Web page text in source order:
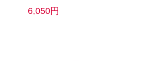
6,050円